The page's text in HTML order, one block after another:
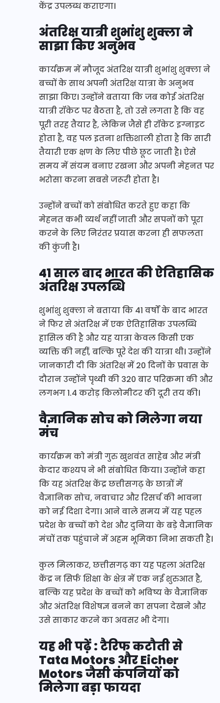
केंद्र उपलब्ध कराएगा।
अंतरिक्ष यात्री शुभांशु शुक्ला ने
साझा किए अनुभव
कार्यक्रम में मौजूद अंतरिक्ष यात्री शुभांशु शुक्ला ने
बच्चों के साथ अपनी अंतरिक्ष यात्रा के अनुभव
साझा किए। उन्होंने बताया कि जब कोई अंतरिक्ष
यात्री रॉकेट पर बैठता है, तो उसे लगता है कि वह
पूरी तरह तैयार है, लेकिन जैसे ही रॉकेट इग्नाइट
होता है, वह पल इतना शक्तिशाली होता है कि सारी
तैयारी एक क्षण के लिए पीछे छूट जाती है। ऐसे
समय में संयम बनाए रखना और अपनी मेहनत पर
भरोसा करना सबसे जरूरी होता है।
उन्होंने बच्चों को संबोधित करते हुए कहा कि
मेहनत कभी व्यर्थ नहीं जाती और सपनों को पूरा
करने के लिए निरंतर प्रयास करना ही सफलता
की कुंजी है।
41 साल बाद भारत की ऐतिहासिक
अंतरिक्ष उपलब्धि
शुभांशु शुक्ला ने बताया कि 41 वर्षों के बाद भारत
ने फिर से अंतरिक्ष में एक ऐतिहासिक उपलब्धि
हासिल की है और यह यात्रा केवल किसी एक
व्यक्ति की नहीं, बल्कि पूरे देश की यात्रा थी। उन्होंने
जानकारी दी कि अंतरिक्ष में 20 दिनों के प्रवास के
दौरान उन्होंने पृथ्वी की 320 बार परिक्रमा की और
लगभग 1.4 करोड़ किलोमीटर की दूरी तय की।
वैज्ञानिक सोच को मिलेगा नया
मंच
कार्यक्रम को मंत्री गुरु खुशवंत साहेब और मंत्री
केदार कश्यप ने भी संबोधित किया। उन्होंने कहा
कि यह अंतरिक्ष केंद्र छत्तीसगढ़ के छात्रों में
वैज्ञानिक सोच, नवाचार और रिसर्च की भावना
को नई दिशा देगा। आने वाले समय में यह पहल
प्रदेश के बच्चों को देश और दुनिया के बड़े वैज्ञानिक
मंचों तक पहुंचाने में अहम भूमिका निभा सकती है।
कुल मिलाकर, छत्तीसगढ़ का यह पहला अंतरिक्ष
केंद्र न सिर्फ शिक्षा के क्षेत्र में एक नई शुरुआत है,
बल्कि यह प्रदेश के बच्चों को भविष्य के वैज्ञानिक
और अंतरिक्ष विशेषज्ञ बनने का सपना देखने और
उसे साकार करने का अवसर भी देगा।
यह भी पढ़ें : टैरिफ कटौती से
Tata Motors और Eicher
Motors जैसी कंपनियों को
मिलेगा बड़ा फायदा